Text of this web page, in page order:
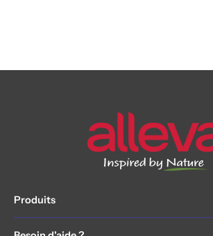
Produits